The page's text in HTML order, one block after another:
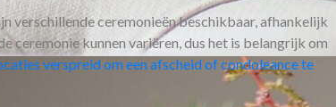
verschillende ceremonieën beschikbaar, afhankelijk
ceremonie kunnen variëren, dus het is belangrijk om
verspreid om een afscheid of condoleance te